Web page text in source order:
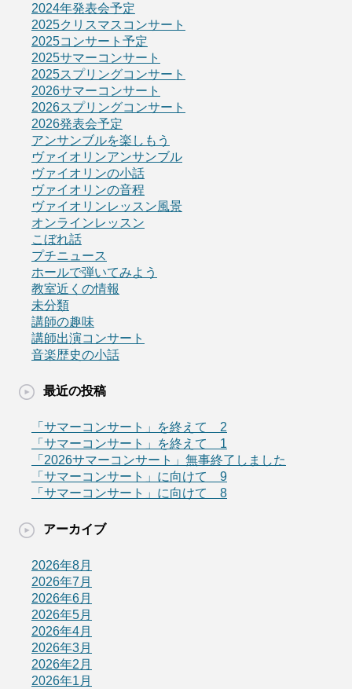
2024年発表会予定
2025クリスマスコンサート
2025コンサート予定
2025サマーコンサート
2025スプリングコンサート
2026サマーコンサート
2026スプリングコンサート
2026発表会予定
アンサンブルを楽しもう
ヴァイオリンアンサンブル
ヴァイオリンの小話
ヴァイオリンの音程
ヴァイオリンレッスン風景
オンラインレッスン
こぼれ話
プチニュース
ホールで弾いてみよう
教室近くの情報
未分類
講師の趣味
講師出演コンサート
音楽歴史の小話
最近の投稿
「サマーコンサート」を終えて 2
「サマーコンサート」を終えて 1
「2026サマーコンサート」無事終了しました
「サマーコンサート」に向けて 9
「サマーコンサート」に向けて 8
アーカイブ
2026年8月
2026年7月
2026年6月
2026年5月
2026年4月
2026年3月
2026年2月
2026年1月